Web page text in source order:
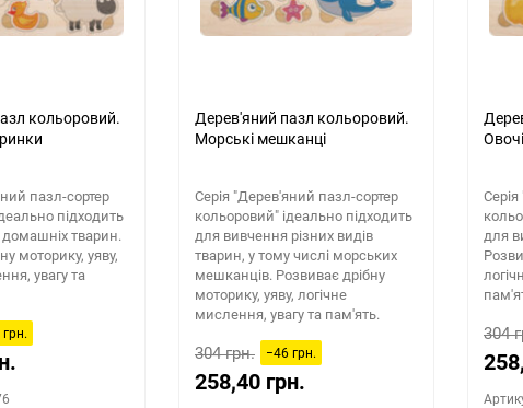
кольоровий.
пазл-сортер
підходить
тварин.
моторику, уяву,
увагу та
Дерев'яний пазл кольоровий.
Морські мешканці
​Серія "Дерев'яний пазл-сортер
кольоровий" ідеально підходить
для вивчення різних видів
тварин, у тому числі морських
мешканців. Розвиває дрібну
моторику, уяву, логічне
мислення, увагу та пам'ять.
304 грн. −46 грн.
258,40 грн.
Овочі
для
304